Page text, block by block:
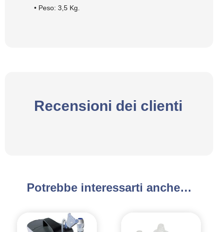
• Peso: 3,5 Kg.
Recensioni dei clienti
Potrebbe interessarti anche…